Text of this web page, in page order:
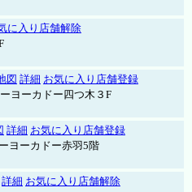
に入り店舗解除
図 詳細 お気に入り店舗登録
ヨーカドー四つ木３F
詳細 お気に入り店舗登録
ヨーカドー赤羽5階
詳細 お気に入り店舗解除